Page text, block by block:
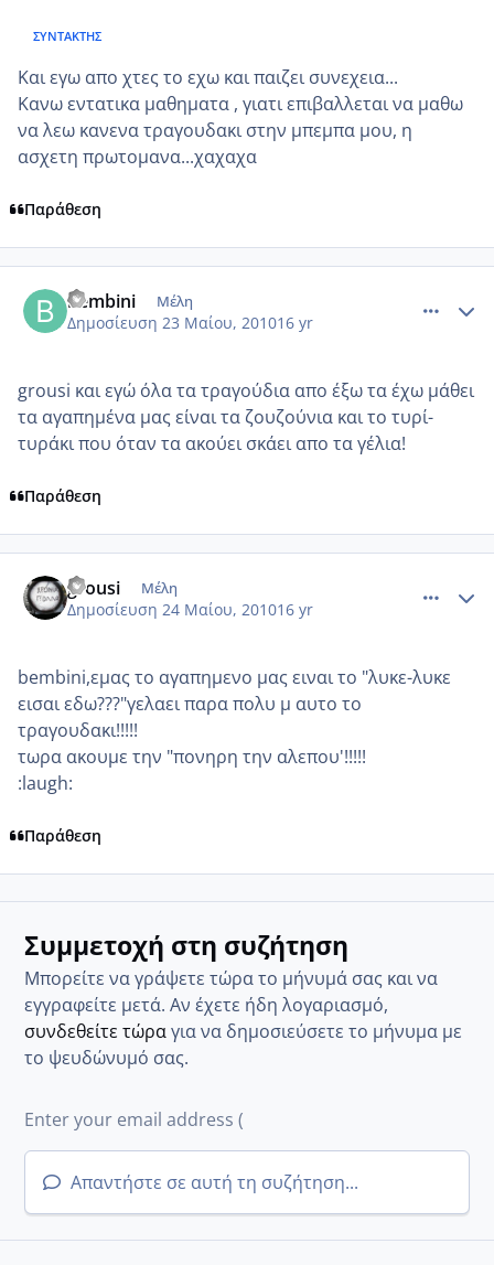
ΣΥΝΤΆΚΤΗΣ
Και εγω απο χτες το εχω και παιζει συνεχεια...
Κανω εντατικα μαθηματα , γιατι επιβαλλεται να μαθω
να λεω κανενα τραγουδακι στην μπεμπα μου, η
ασχετη πρωτομανα...χαχαχα
Παράθεση
bembini Μέλη
Δημοσίευση 23 Μαίου, 201016 yr
grousi και εγώ όλα τα τραγούδια απο έξω τα έχω μάθει
τα αγαπημένα μας είναι τα ζουζούνια και το τυρί-
τυράκι που όταν τα ακούει σκάει απο τα γέλια!
Παράθεση
grousi Μέλη
Δημοσίευση 24 Μαίου, 201016 yr
bembini,εμας το αγαπημενο μας ειναι το "λυκε-λυκε
εισαι εδω???"γελαει παρα πολυ μ αυτο το
τραγουδακι!!!!!
τωρα ακουμε την "πονηρη την αλεπου'!!!!!
:laugh:
Παράθεση
Συμμετοχή στη συζήτηση
Μπορείτε να γράψετε τώρα το μήνυμά σας και να
εγγραφείτε μετά. Αν έχετε ήδη λογαριασμό,
συνδεθείτε τώραγια να δημοσιεύσετε το μήνυμα με
το ψευδώνυμό σας.
Απαντήστε σε αυτή τη συζήτηση...